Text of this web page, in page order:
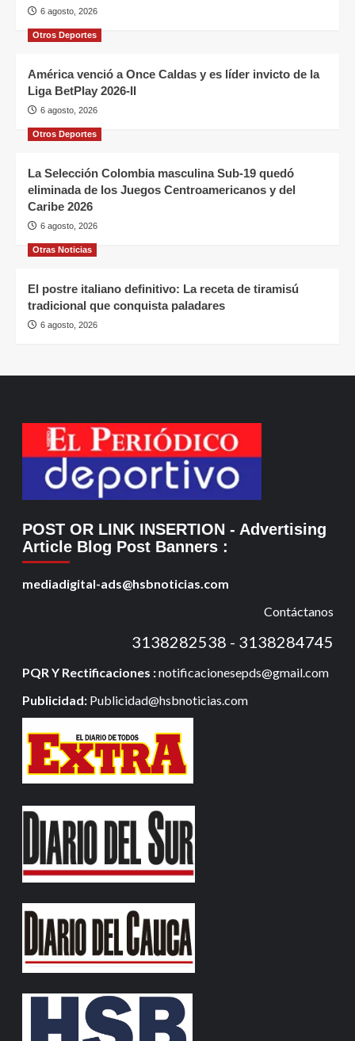
6 agosto, 2026
Otros Deportes
América venció a Once Caldas y es líder invicto de la
Liga BetPlay 2026-II
6 agosto, 2026
Otros Deportes
La Selección Colombia masculina Sub-19 quedó
eliminada de los Juegos Centroamericanos y del
Caribe 2026
6 agosto, 2026
Otras Noticias
El postre italiano definitivo: La receta de tiramisú
tradicional que conquista paladares
6 agosto, 2026
POST OR LINK INSERTION - Advertising
Article Blog Post Banners :
mediadigital-ads@hsbnoticias.com
Contáctanos
3138282538 - 3138284745
PQR Y Rectificaciones :notificacionesepds@gmail.com
Publicidad: Publicidad@hsbnoticias.com